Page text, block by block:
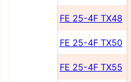
FE 25-4F TX48
FE 25-4F TX50
FE 25-4F TX55